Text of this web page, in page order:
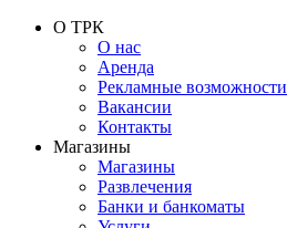
О ТРК
О нас
Аренда
Рекламные возможности
Вакансии
Контакты
Магазины
Магазины
Развлечения
Банки и банкоматы